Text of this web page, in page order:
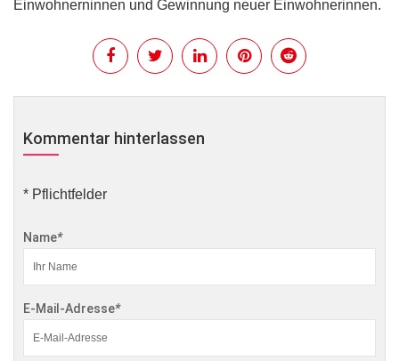
Einwohnerninnen und Gewinnung neuer Einwohnerinnen.
Kommentar hinterlassen
* Pflichtfelder
Name*
E-Mail-Adresse*